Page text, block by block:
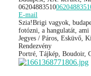
06204883510
E-mail
Szia!Brigi vagyok,
fotózni, a hangulatát, ami
Jegyes / Páros, Esküvő,
Rendezvény
Portré, Tájkép, Boudoir,